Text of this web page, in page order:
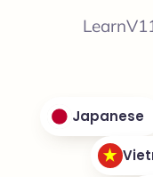
Japanese